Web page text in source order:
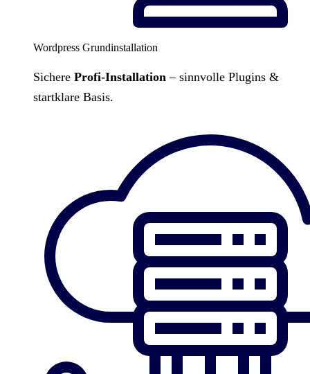
Wordpress Grundinstallation
Sichere Profi-Installation – sinnvolle Plugins &
startklare Basis.